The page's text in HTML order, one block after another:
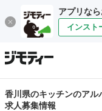
アプリな
インスト
香川県のキッチンのア
求人募集情報